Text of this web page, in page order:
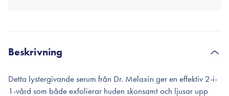
Beskrivning
Detta lystergivande serum från Dr. Melaxin ger en effektiv 2-i-
1-vård som både exfolierar huden skonsamt och ljusar upp